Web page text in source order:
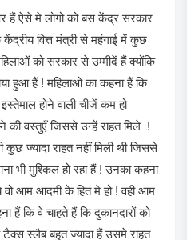
हैं ऐसे मे लोगो को बस केंद्र सरकार
वित्त मंत्री से महंगाई में कुछ
को सरकार से उम्मीदें हैं क्योंकि
हुआ हैं ! महिलाओं का कहना हैं कि
होने वाली चीजें कम हो
वस्तुएँ जिससे उन्हें राहत मिले !
ज्यादा राहत नहीं मिली थी जिससे
भी मुश्किल हो रहा हैं ! उनका कहना
आम आदमी के हित मे हो ! वही आम
हैं कि वे चाहते हैं कि दुकानदारों को
स्लैब बहुत ज्यादा हैं उसमे राहत